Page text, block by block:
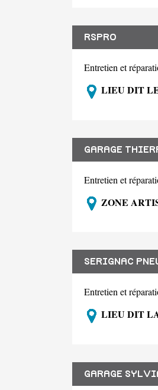
RSPRO
Entretien et
LIEU DIT
GARAGE
Entretien et
ZONE
SERIGNAC
Entretien et
LIEU DIT
GARAGE